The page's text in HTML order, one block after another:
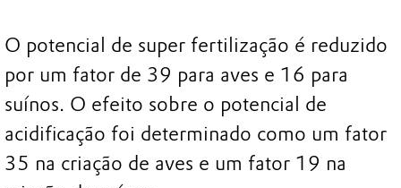
O potencial de super fertilização é reduzido
por um fator de 39 para aves e 16 para
suínos. O efeito sobre o potencial de
acidificação foi determinado como um fator
35 na criação de aves e um fator 19 na